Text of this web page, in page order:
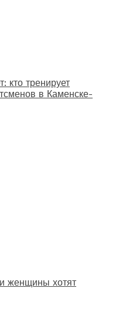
кто тренирует
в Каменске-
женщины хотят